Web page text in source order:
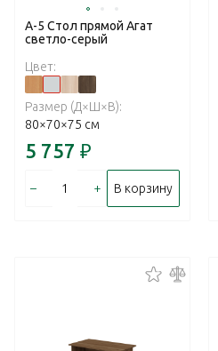
А-5 Стол прямой Агат
светло-серый
Цвет:
Размер (Д×Ш×В):
80×70×75 см
5 757 ₽
– + В корзину